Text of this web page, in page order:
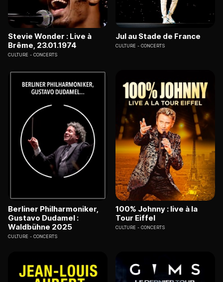
Stevie Wonder : Live à
Brême, 23.01.1974
CULTURE CONCERTS
Jul au Stade de France
CULTURE CONCERTS
Berliner Philharmoniker,
Gustavo Dudamel :
Waldbühne 2025
CULTURE CONCERTS
100% Johnny : live à la
Tour Eiffel
CULTURE CONCERTS